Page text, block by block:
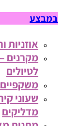
במבצע
אוזניות
מקרנים
לטיולים
משקפיים SMART ועוד
שעוני
מדליקים